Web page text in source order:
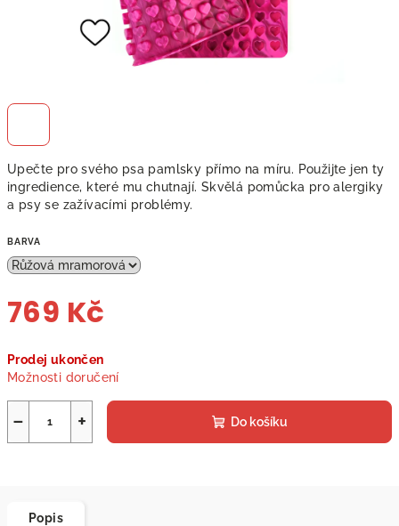
Upečte pro svého psa pamlsky přímo na míru. Použijte jen ty
ingredience, které mu chutnají. Skvělá pomůcka pro alergiky
a psy se zažívacími problémy.
BARVA
769 Kč
cena:
Prodej ukončen
Možnosti doručení
+
− Do košíku
Popis